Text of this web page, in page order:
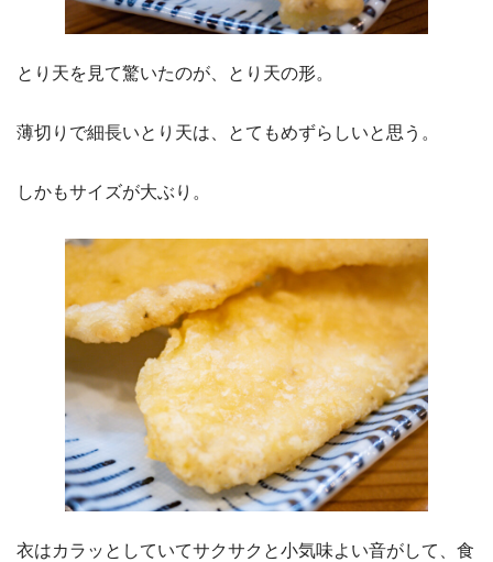
とり天を見て驚いたのが、とり天の形。
薄切りで細長いとり天は、とてもめずらしいと思う。
しかもサイズが大ぶり。
衣はカラッとしていてサクサクと小気味よい音がして、食